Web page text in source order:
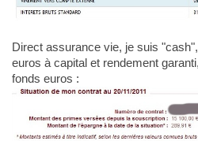
Direct assurance vie, je suis
euros à capital et rendement
fonds euros :